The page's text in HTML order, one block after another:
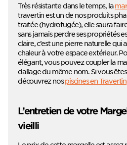
Très résistante dans le temps, la
travertin est un de nos produits
traitée (hydrofugée), elle saura
sans jamais perdre ses propriétés
claire, c’est une pierre naturelle
chaleur à votre espace extérieur.
élégant, vous pouvez coupler la
dallage du même nom. Si vous
découvrez nospiscines en Travertin
L’entretien de votre
vieilli